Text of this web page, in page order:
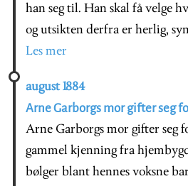
han seg til. Han skal få velge
og utsikten derfra er herlig,
Les mer
august 1884
Arne Garborgs mor gifter seg
Arne Garborgs mor gifter seg
gammel kjenning fra
bølger blant hennes voksne